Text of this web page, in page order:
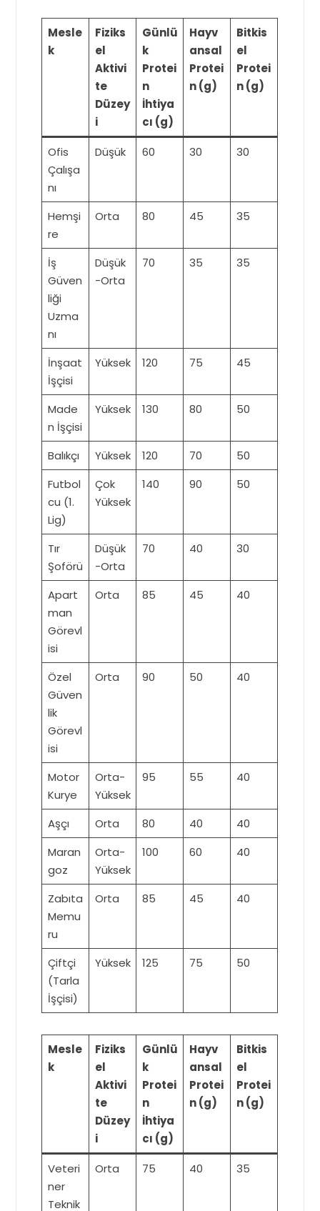
Mesle
k
Fiziks
el
Aktivi
te
Düzey
i
Günlü
k
Protei
n
İhtiya
cı (g)
Hayv
ansal
Protei
n (g)
Bitkis
el
Protei
n (g)
Ofis
Çalışa
nı
Düşük 60 30 30
Hemşi
re
Orta 80 45 35
İş
Güven
liği
Uzma
nı
Düşük
-Orta
70 35 35
İnşaat
İşçisi
Yüksek 120 75 45
Made
n İşçisi
Yüksek 130 80 50
Balıkçı Yüksek 120 70
50
Futbol
cu (1.
Lig)
Çok
Yüksek
140 90 50
Tır
Şoförü
Düşük
-Orta
70 40 30
Apart
man
Görevl
isi
Orta 85 45 40
Özel
Güven
lik
Görevl
isi
Orta 90 50 40
Motor
Kurye
Orta-
Yüksek
95 55 40
Aşçı Orta 80 40
40
Maran
goz
Orta-
Yüksek
100 60 40
Zabıta
Memu
ru
Orta 85 45 40
Çiftçi
(Tarla
İşçisi)
Yüksek 125 75 50
Mesle
k
Fiziks
el
Aktivi
te
Düzey
i
Günlü
k
Protei
n
İhtiya
cı (g)
Hayv
ansal
Protei
n (g)
Bitkis
el
Protei
n (g)
Veteri
ner
Teknik
Orta 75 40 35